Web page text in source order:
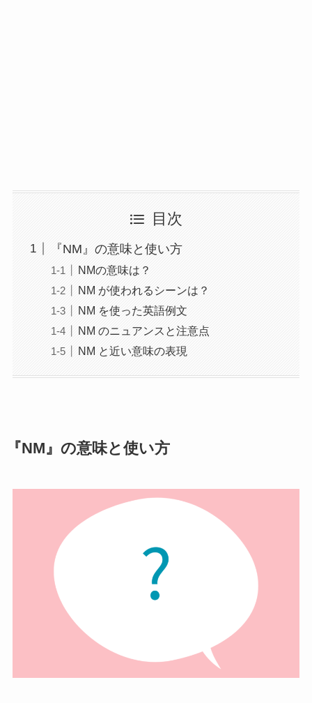
目次
『NM』の意味と使い方
NMの意味は？
NM が使われるシーンは？
NM を使った英語例文
NM のニュアンスと注意点
NM と近い意味の表現
『NM』の意味と使い方